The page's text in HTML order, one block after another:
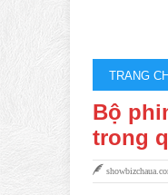
TRANG
Bộ
trong